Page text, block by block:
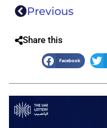
Previous
Share this
Facebook